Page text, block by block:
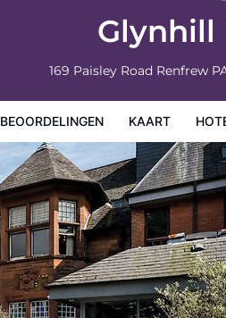
Glynhill
169 Paisley Road Renfrew
BEOORDELINGEN KAART